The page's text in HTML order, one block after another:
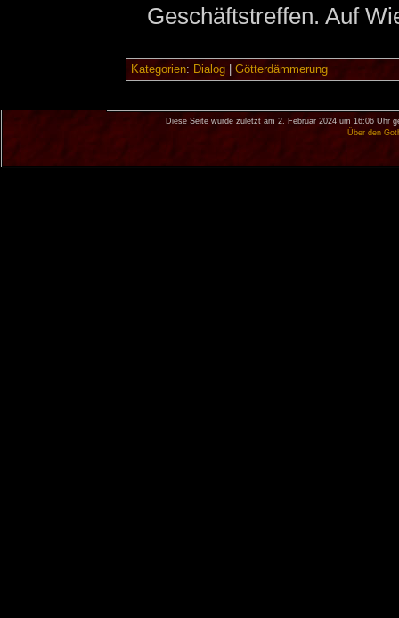
Geschäftstreffen. Auf
Kategorien: Dialog| Götterdämmerung
Diese Seite wurde zuletzt am 2. Februar 2024 um 16:06 Uhr
Über den